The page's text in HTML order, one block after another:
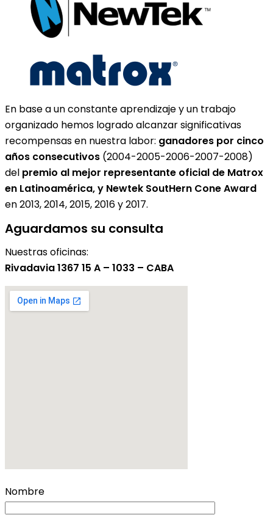
En base a un constante aprendizaje y un trabajo
organizado hemos logrado alcanzar significativas
recompensas en nuestra labor: ganadores por cinco
años consecutivos (2004-2005-2006-2007-2008)
del premio al mejor representante oficial de Matrox
en Latinoamérica, y Newtek SoutHern Cone Award
en 2013, 2014, 2015, 2016 y 2017.
Aguardamos su consulta
Nuestras oficinas:
Rivadavia 1367 15 A – 1033 – CABA
Nombre